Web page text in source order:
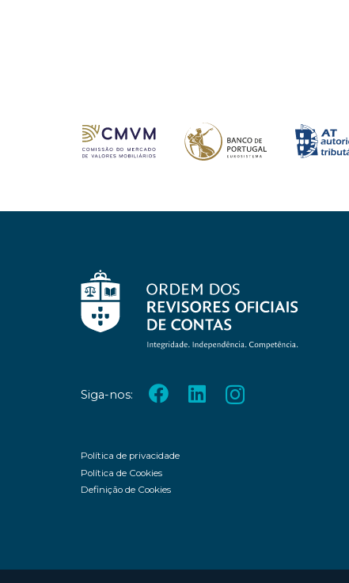
Siga-nos:
Política de privacidade
Política de Cookies
Definição de Cookies